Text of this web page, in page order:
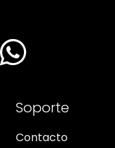
Soporte
Contacto